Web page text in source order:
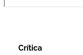
Crítica